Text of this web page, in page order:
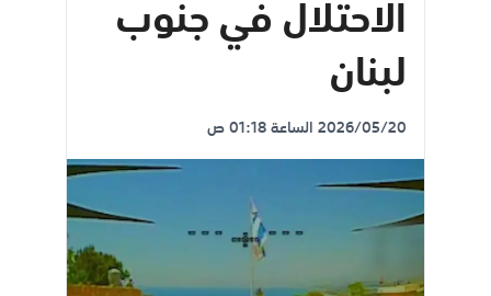
الاحتلال في جنوب
لبنان
2026/05/20 الساعة 01:18 ص